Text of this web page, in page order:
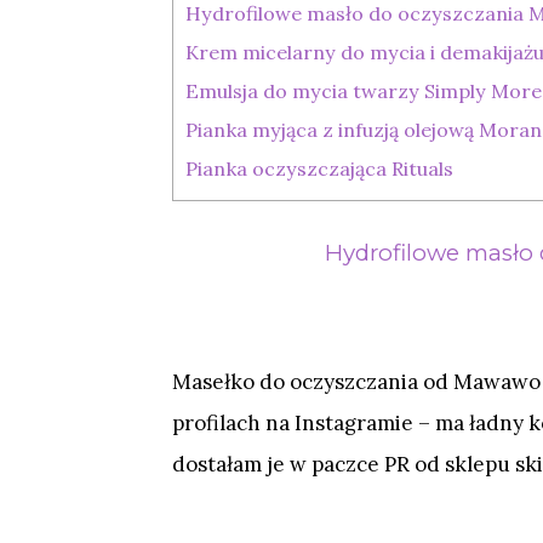
Hydrofilowe masło do oczyszczania
Krem micelarny do mycia i
Emulsja do mycia twarzy Simply
Pianka myjąca z infuzją olejową
Pianka oczyszczająca Rituals
Hydrofilowe
Masełko do oczyszczania od
profilach na Instagramie – ma ładny
dostałam je w paczce PR od sklepu